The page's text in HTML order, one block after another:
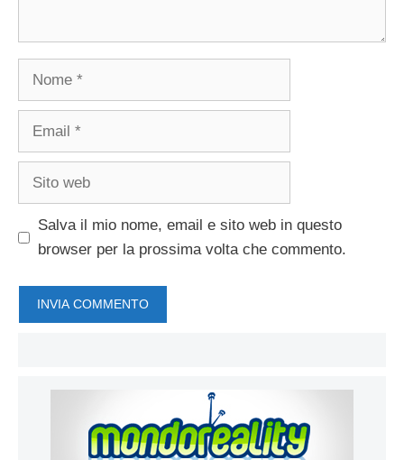
Nome
Email
Sito
Salva il mio nome, email e sito web in questo
browser per la prossima volta che commento.